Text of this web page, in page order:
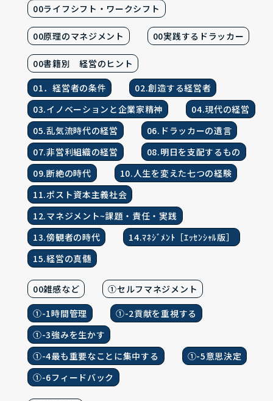
00ライフシフト・ワークシフト
00原理のマネジメント 00実践するドラッカー
00書籍別 経営のヒント
01．経営者の条件
02.創造する経営者
03.イノベーションと企業家精神
04.現代の経営
05.乱気流時代の経営
06.ドラッカーの遺言
07.非営利組織の経営
08.明日を支配するもの
09.断絶の時代
10.人生を変えた七つの経験
11.ポスト資本主義社会
12.マネジメント~課題・責任・実践
13.傍観者の時代
14.ﾏﾈｼﾞﾒﾝﾄ［ｴｯｾﾝｼｬﾙ版］
15.経営の真髄
00雑感など
①セルフマネジメント
①-1時間管理
①-2貢献を重視する
①-3強みを生かす
①-4最も重要なことに集中する
①-5意思決定
①-6フィードバック